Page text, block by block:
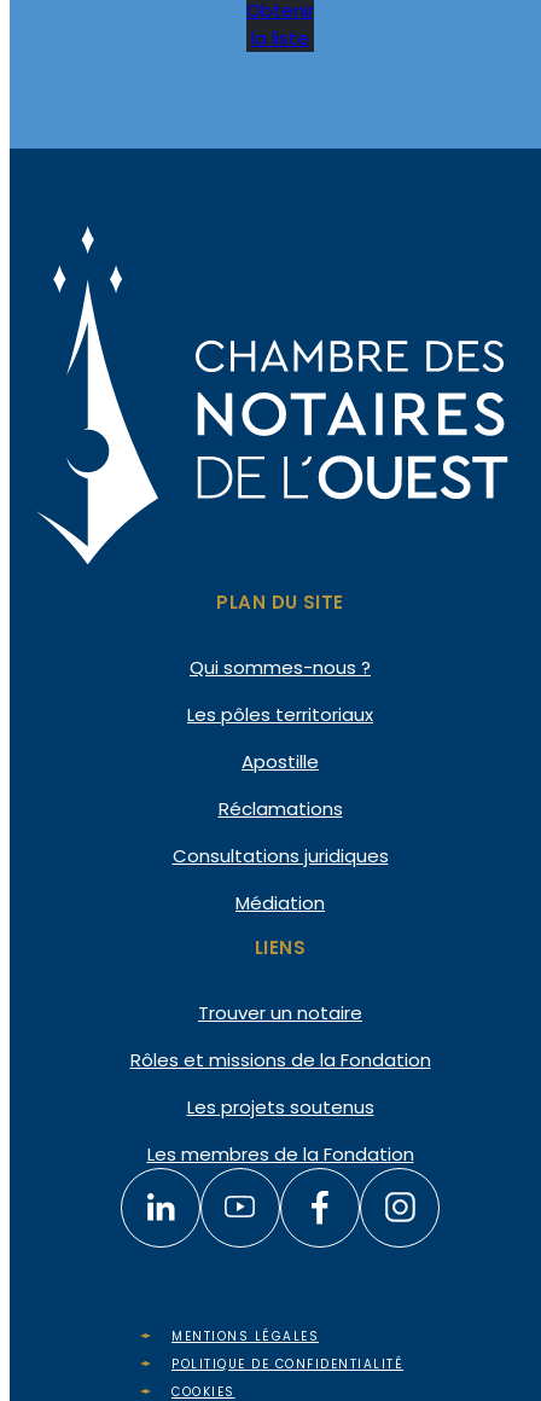
Obtenir
la liste
PLAN DU SITE
Qui sommes-nous ?
Les pôles territoriaux
Apostille
Réclamations
Consultations juridiques
Médiation
LIENS
Trouver un notaire
Rôles et missions de la Fondation
Les projets soutenus
Les membres de la Fondation
MENTIONS LÉGALES
POLITIQUE DE CONFIDENTIALITÉ
COOKIES